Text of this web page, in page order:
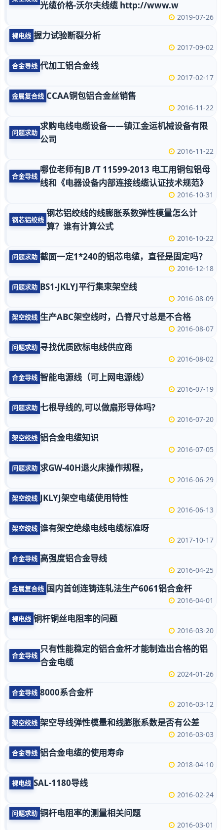
光缆价格-沃尔夫线缆 http://www.w
2019-07-26
裸电线 握力试验断裂分析
2017-09-02
合金导线 代加工铝合金线
2017-02-17
金属复合线 CCAA铜包铝合金丝销售
2016-11-22
问题求助
求购电线电缆设备——镇江金运机械设备有限
公司
2016-11-22
合金导线
哪位老师有JB /T 11599-2013 电工用铜包铝母
线和《电器设备内部连接线缆认证技术规范》
2016-10-31
钢芯铝绞线
钢芯铝绞线的线膨胀系数弹性模量怎么计
算？谁有计算公式
2016-10-22
问题求助 截面一定1*240的铝芯电缆，直径是固定吗？
2016-12-18
问题求助 BS1-JKLYJ平行集束架空线
2016-08-09
架空绞线 生产ABC架空线时，凸脊尺寸总是不合格
2016-08-07
问题求助 寻找优质欧标电线供应商
2016-08-02
合金导线 智能电源线（可上网电源线）
2016-07-19
问题求助 七根导线的,可以做扇形导体吗?
2016-07-20
架空绞线 铝合金电缆知识
2016-07-05
问题求助 求GW-40H退火床操作规程，
2016-06-29
架空绞线 JKLYJ架空电缆使用特性
2016-06-13
架空绞线 谁有架空绝缘电线电缆标准呀
2017-10-17
合金导线 高强度铝合金导线
2016-04-25
金属复合线 国内首创连铸连轧法生产6061铝合金杆
2016-04-01
裸电线 铜杆铜丝电阻率的问题
2016-03-20
合金导线
只有性能稳定的铝合金杆才能制造出合格的铝
合金电缆
2024-01-26
合金导线 8000系合金杆
2016-03-12
架空绞线 架空导线弹性模量和线膨胀系数是否有公差
2016-03-03
合金导线 铝合金电缆的使用寿命
2018-04-10
裸电线 SAL-1180导线
2016-02-24
问题求助 铜杆电阻率的测量相关问题
2016-03-01